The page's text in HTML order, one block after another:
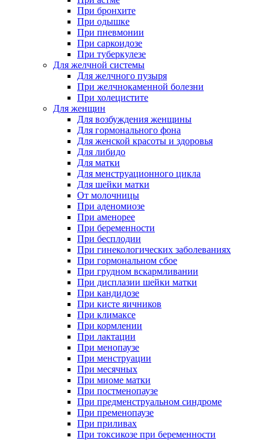
При бронхите
При одышке
При пневмонии
При саркоидозе
При туберкулезе
Для желчной системы
Для желчного пузыря
При желчнокаменной болезни
При холецистите
Для женщин
Для возбуждения женщины
Для гормонального фона
Для женской красоты и здоровья
Для либидо
Для матки
Для менструационного цикла
Для шейки матки
От молочницы
При аденомиозе
При аменорее
При беременности
При бесплодии
При гинекологических заболеваниях
При гормональном сбое
При грудном вскармливании
При дисплазии шейки матки
При кандидозе
При кисте яичников
При климаксе
При кормлении
При лактации
При менопаузе
При менструации
При месячных
При миоме матки
При постменопаузе
При предменструальном синдроме
При пременопаузе
При приливах
При токсикозе при беременности